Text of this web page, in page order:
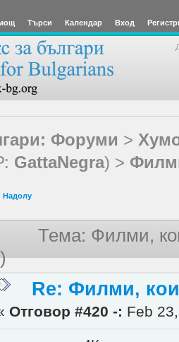
Търси Календар Вход
Форуми >
GattaNegra) >
Надолу
Тема: Филми,
Re: Филми,
Отговор #420 -: Feb